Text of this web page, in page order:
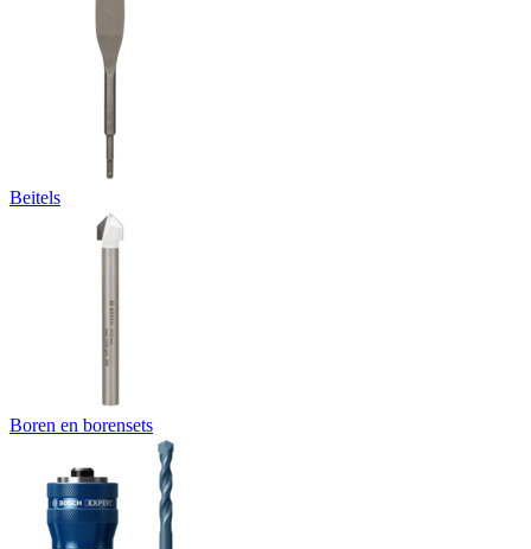
Beitels
Boren en borensets